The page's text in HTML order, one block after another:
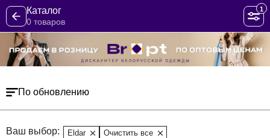
Каталог
0 товаров
1
По обновлению
Ваш выбор: Eldar Очистить все